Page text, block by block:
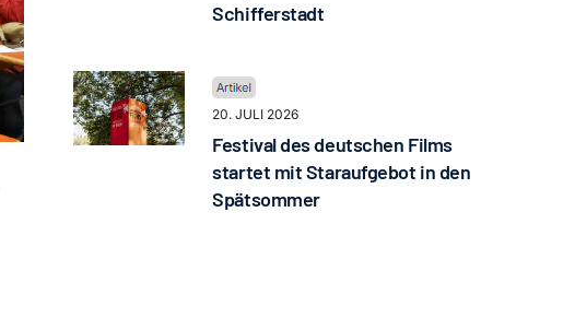
Schifferstadt
20. JULI 2026
Festival des deutschen Films
startet mit Staraufgebot in den
Spätsommer